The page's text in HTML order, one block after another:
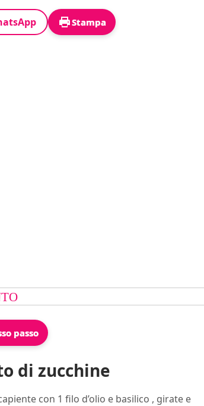
Stampa
passo
di zucchine
con 1 filo d’olio e basilico , girate e